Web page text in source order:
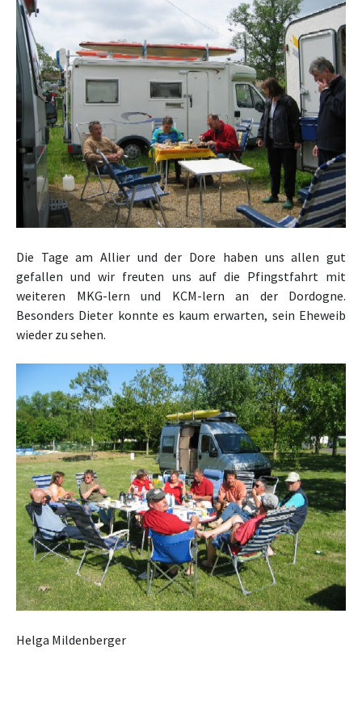
Die Tage am Allier und der Dore haben uns allen gut
gefallen und wir freuten uns auf die Pfingstfahrt mit
weiteren MKG-lern und KCM-lern an der Dordogne.
Besonders Dieter konnte es kaum erwarten, sein Eheweib
wieder zu sehen.
Helga Mildenberger